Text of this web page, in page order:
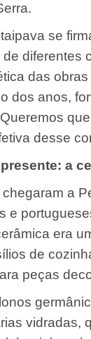
se
diferentes
das
dos anos,
desse
a
a
e
era
de
peças
vidradas,